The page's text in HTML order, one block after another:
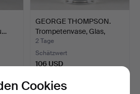
GEORGE THOMPSON.
Trompetenvase, Glas,
Steu…
2 Tage
Schätzwert
106 USD
Cookies